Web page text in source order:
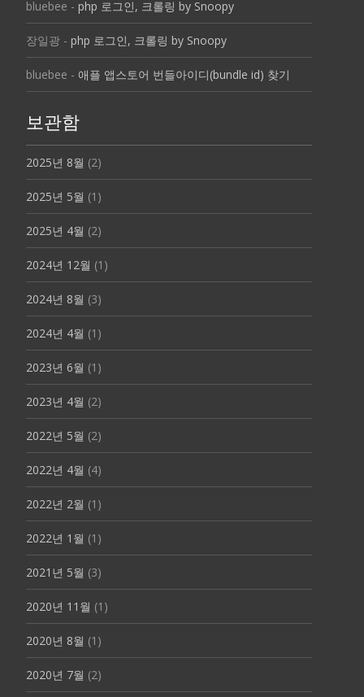
bluebee - php 로그인, 크롤링 by Snoopy
장일광 - php 로그인, 크롤링 by Snoopy
bluebee - 애플 앱스토어 번들아이디(bundle id) 찾기
보관함
2025년 8월 (2)
2025년 5월 (1)
2025년 4월 (2)
2024년 12월 (1)
2024년 8월 (3)
2024년 4월 (1)
2023년 6월 (1)
2023년 4월 (2)
2022년 5월 (2)
2022년 4월 (4)
2022년 2월 (1)
2022년 1월 (1)
2021년 5월 (3)
2020년 11월 (1)
2020년 8월 (1)
2020년 7월 (2)